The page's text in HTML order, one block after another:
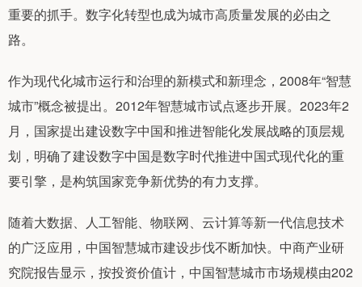
重要的抓手。数字化转型也成为城市高质量发展的必由之
路。
作为现代化城市运行和治理的新模式和新理念，2008年“智慧
城市”概念被提出。2012年智慧城市试点逐步开展。2023年2
月，国家提出建设数字中国和推进智能化发展战略的顶层规
划，明确了建设数字中国是数字时代推进中国式现代化的重
要引擎，是构筑国家竞争新优势的有力支撑。
随着大数据、人工智能、物联网、云计算等新一代信息技术
的广泛应用，中国智慧城市建设步伐不断加快。中商产业研
究院报告显示，按投资价值计，中国智慧城市市场规模由202